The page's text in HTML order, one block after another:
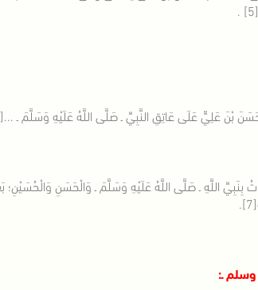
بْنَ عَلِيٍّ عَلَى عَاتِقِ النَّبِيِّ ـ صَلَّى اللَّهُ عَلَيْهِ وَسَلَّمَ ـ ...[6]
بِنَبِيِّ اللَّهِ ـ صَلَّى اللَّهُ عَلَيْهِ وَسَلَّمَ ـ وَالْحَسَنِ وَالْحُسَيْنِ؛
وسلم ـ: